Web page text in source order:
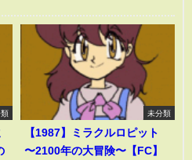
未分類
【1987】ミラクルロピット
〜2100年の大冒険〜【FC】